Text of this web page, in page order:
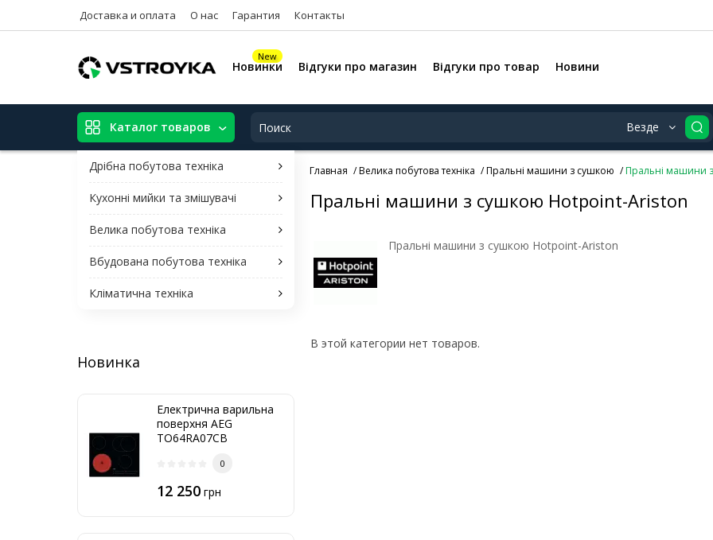
Доставка и оплата О нас Гарантия Контакты
New
Новинки Відгуки про магазин Відгуки про товар Новини
Каталог товаров
Дрібна побутова техніка
Кухонні мийки та змішувачі
Велика побутова техніка
Вбудована побутова техніка
Кліматична техніка
Везде
Главная Велика побутова техніка Пральні машини з сушкою Пральні машини
Новинка
Електрична варильна
поверхня AEG
TO64RA07CB
0
12 250 грн
Пральні машини з сушкою Hotpoint-Ariston
Пральні машини з сушкою Hotpoint-Ariston
В этой категории нет товаров.